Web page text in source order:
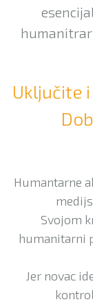
Uključite
Humantarne
Svojom
humanitarni
Jer novac